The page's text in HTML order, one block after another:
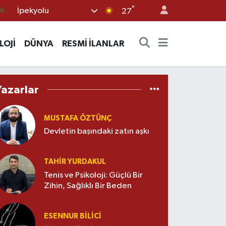
İpekyolu 27°
DÜNYA RESMİ İLANLAR
MUSTAFA ÖZTÜNÇ
Devletin başındaki zatın aşkı
TAHIR YURDAKUL
Tenis ve Psikoloji: Güçlü Bir
Zihin, Sağlıklı Bir Beden
ESENNUR BİLİCİ